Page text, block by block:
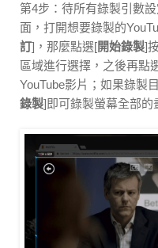
第4步：待所有錄製引數
面，打開想要錄製的
訂]，那麼點選[開始錄製]
區域進行選擇，之後再點
YouTube影片；如果錄製
錄製]即可錄製螢幕全部的